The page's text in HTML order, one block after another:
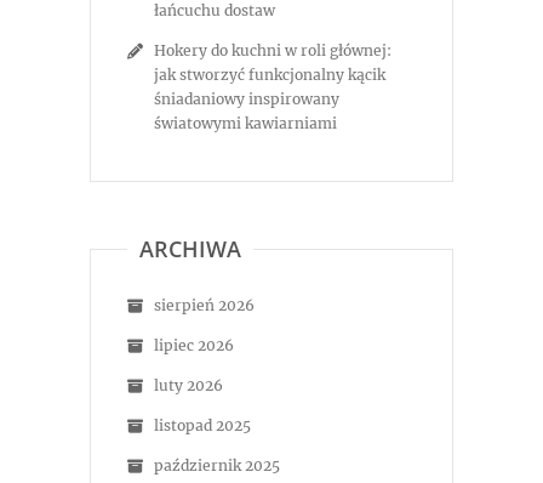
łańcuchu dostaw
Hokery do kuchni w roli głównej:
jak stworzyć funkcjonalny kącik
śniadaniowy inspirowany
światowymi kawiarniami
ARCHIWA
sierpień 2026
lipiec 2026
luty 2026
listopad 2025
październik 2025